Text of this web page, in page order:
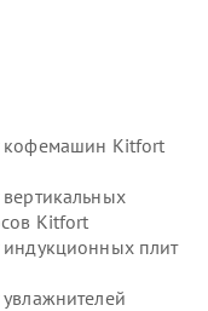
кофемашин Kitfort
Kitfort
индукционных плит